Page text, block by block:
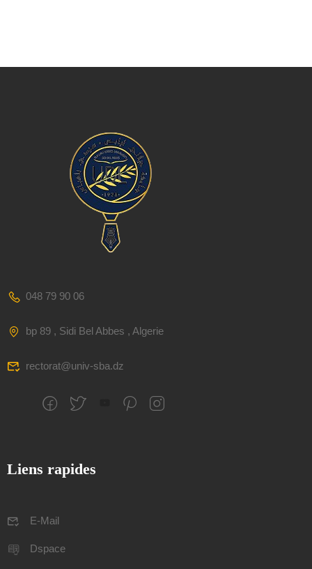
048 79 90 06
bp 89 , Sidi Bel Abbes , Algerie
rectorat@univ-sba.dz
Liens rapides
E-Mail
Dspace